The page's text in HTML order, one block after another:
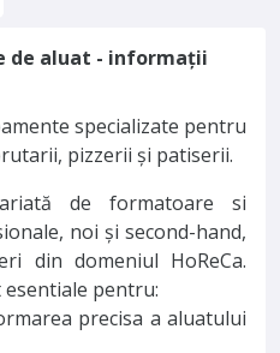
de aluat - informații
specializate pentru
pizzerii și patiserii.
de formatoare si
noi și second-hand,
din domeniul HoReCa.
esentiale pentru:
precisa a aluatului